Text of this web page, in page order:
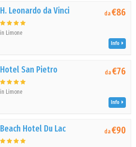
H. Leonardo da Vinci
in Limone
da€86
Info
Hotel San Pietro
in Limone
da€76
Info
Beach Hotel Du Lac da€90